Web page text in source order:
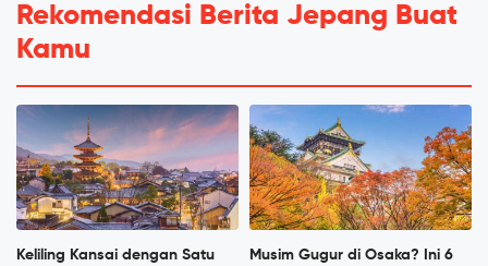
Rekomendasi Berita Jepang Buat
Kamu
Keliling Kansai dengan Satu
Musim Gugur di Osaka? Ini 6